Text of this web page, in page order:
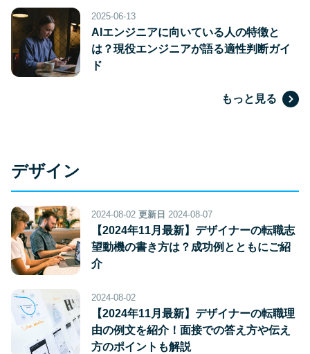
2025-06-13
AIエンジニアに向いている人の特徴と
は？現役エンジニアが語る適性判断ガイ
ド
もっと見る
デザイン
2024-08-02 更新日 2024-08-07
【2024年11月最新】デザイナーの転職志
望動機の書き方は？成功例とともにご紹
介
2024-08-02
【2024年11月最新】デザイナーの転職理
由の例文を紹介！面接での答え方や伝え
方のポイントも解説